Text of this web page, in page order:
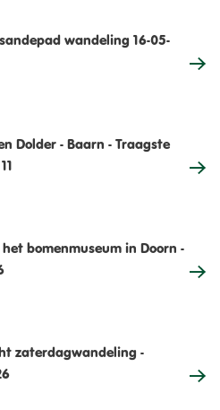
wandeling 16-05-
Dolder - Baarn - Traagste
bomenmuseum in Doorn -
zaterdagwandeling -